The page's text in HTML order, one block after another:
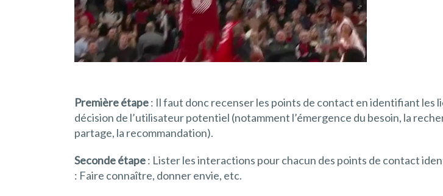
Première étape: Il faut donc recenser les points de contact en identifiant les
décision de l’utilisateur potentiel (notamment l’émergence du besoin, la
partage, la recommandation).
Seconde étape: Lister les interactions pour chacun des points de contact
: Faire connaître, donner envie, etc.